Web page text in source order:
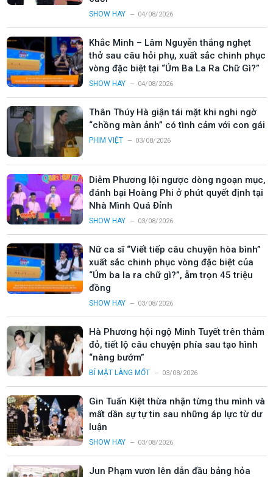
SHOW HAY 04/08/2026
Khắc Minh – Lâm Nguyễn thắng nghẹt
thở sau câu hỏi phụ, xuất sắc chinh phục
vòng đặc biệt tại “Úm Ba La Ra Chữ Gì?”
SHOW HAY 04/08/2026
Thân Thúy Hà giận tái mặt khi nghi ngờ
“chồng màn ảnh” có tình cảm với con gái
PHIM VIỆT 03/08/2026
Diễm Phương lội ngược dòng ngoạn mục,
đánh bại Hoàng Phi ở phút quyết định tại
Nhà Mình Quá Đỉnh
SHOW HAY 03/08/2026
Nữ ca sĩ “Viết tiếp câu chuyện hòa bình”
xuất sắc chinh phục vòng đặc biệt của
“Úm ba la ra chữ gì?”, ẵm trọn 45 triệu
đồng
SHOW HAY 03/08/2026
Hà Phương hội ngộ Minh Tuyết trên thảm
đỏ, tiết lộ câu chuyện phía sau tạo hình
“nàng bướm”
BÍ MẬT LÀNG MỐT 03/08/2026
Gin Tuấn Kiệt thừa nhận từng thu mình và
mất dần sự tự tin sau những áp lực từ dư
luận
SHOW HAY 03/08/2026
Jun Phạm vươn lên dẫn đầu bảng hỏa